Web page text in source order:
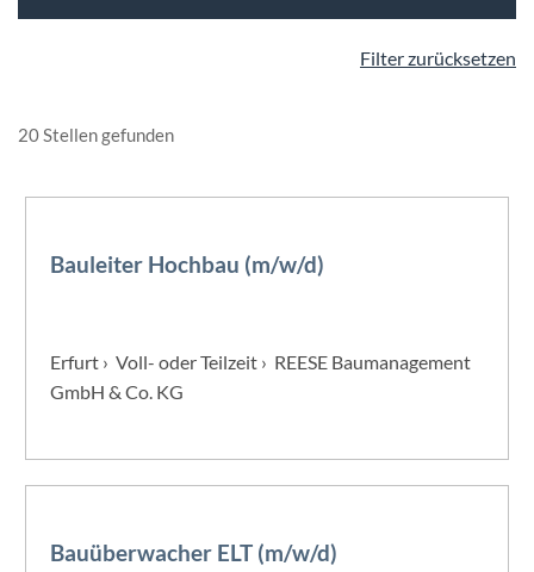
Filter zurücksetzen
20 Stellen gefunden
Bauleiter Hochbau (m/w/d)
Erfurt › Voll- oder Teilzeit › REESE Baumanagement
GmbH & Co. KG
Bauüberwacher ELT (m/w/d)